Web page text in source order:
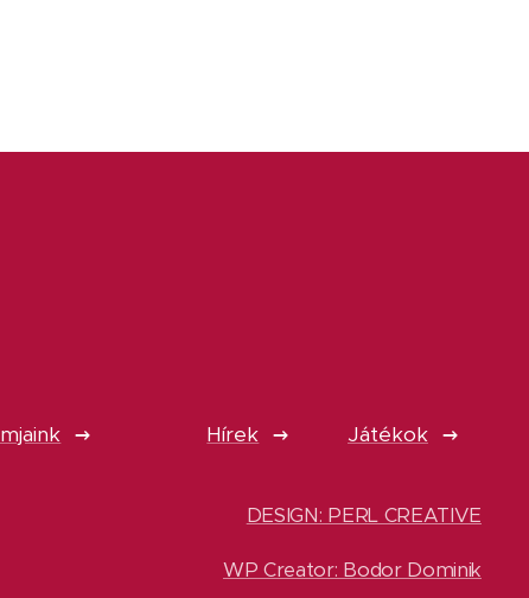
Hírek Játékok
DESIGN: PERL CREATIVE
WP Creator: Bodor Dominik